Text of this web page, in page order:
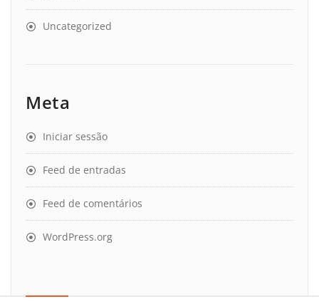
Uncategorized
Meta
Iniciar sessão
Feed de entradas
Feed de comentários
WordPress.org